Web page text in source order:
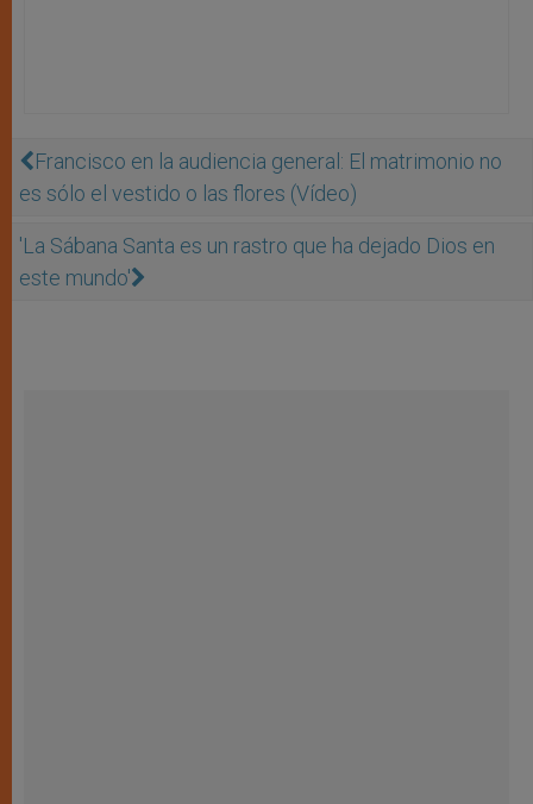
Francisco en la audiencia general: El matrimonio no
es sólo el vestido o las flores (Vídeo)
'La Sábana Santa es un rastro que ha dejado Dios en
este mundo'